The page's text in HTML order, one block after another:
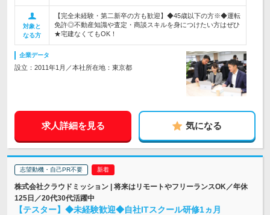
対象と
なる方
【完全未経験・第二新卒の方も歓迎】◆45歳以下の方※◆運転
免許◎不動産知識や査定・商談スキルを身につけたい方はぜひ
★宅建なくてもOK！
企業データ
設立：2011年1月／本社所在地：東京都
求人詳細を見る 気になる
志望動機・自己PR不要
株式会社クラウドミッション | 将来はリモートやフリーランスOK／年休
125日／20代30代活躍中
【テスター】◆未経験歓迎◆自社ITスクール研修1ヵ月